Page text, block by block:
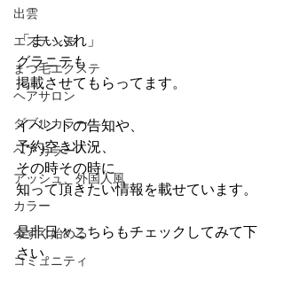
出雲
エステシモ
まつ毛エクステ
ヘアサロン
ダブルカラー
ヘアカラー
アッシュ、外国人風
カラー
今すぐ始める
コミュニティ
「まいぷれ」
グラニテも
掲載させてもらってます。
イベントの告知や、
予約空き状況、
その時その時に
知って頂きたい情報を載せています。
是非日々こちらもチェックしてみて下
さい。